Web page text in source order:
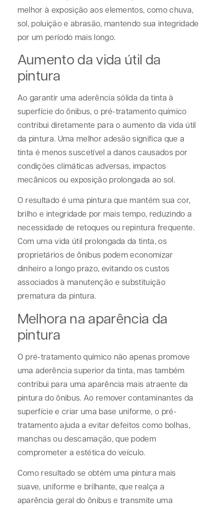
melhor à exposição aos elementos, como chuva,
sol, poluição e abrasão, mantendo sua integridade
por um período mais longo.
Aumento da vida útil da
pintura
Ao garantir uma aderência sólida da tinta à
superfície do ônibus, o pré-tratamento químico
contribui diretamente para o aumento da vida útil
da pintura. Uma melhor adesão significa que a
tinta é menos suscetível a danos causados por
condições climáticas adversas, impactos
mecânicos ou exposição prolongada ao sol.
O resultado é uma pintura que mantém sua cor,
brilho e integridade por mais tempo, reduzindo a
necessidade de retoques ou repintura frequente.
Com uma vida útil prolongada da tinta, os
proprietários de ônibus podem economizar
dinheiro a longo prazo, evitando os custos
associados à manutenção e substituição
prematura da pintura.
Melhora na aparência da
pintura
O pré-tratamento químico não apenas promove
uma aderência superior da tinta, mas também
contribui para uma aparência mais atraente da
pintura do ônibus. Ao remover contaminantes da
superfície e criar uma base uniforme, o pré-
tratamento ajuda a evitar defeitos como bolhas,
manchas ou descamação, que podem
comprometer a estética do veículo.
Como resultado se obtém uma pintura mais
suave, uniforme e brilhante, que realça a
aparência geral do ônibus e transmite uma